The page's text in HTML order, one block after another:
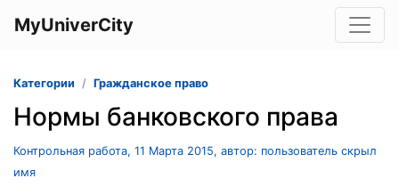
MyUniverCity
Категории Гражданское право
Нормы банковского права
Контрольная работа, 11 Марта 2015, автор: пользователь скрыл
имя